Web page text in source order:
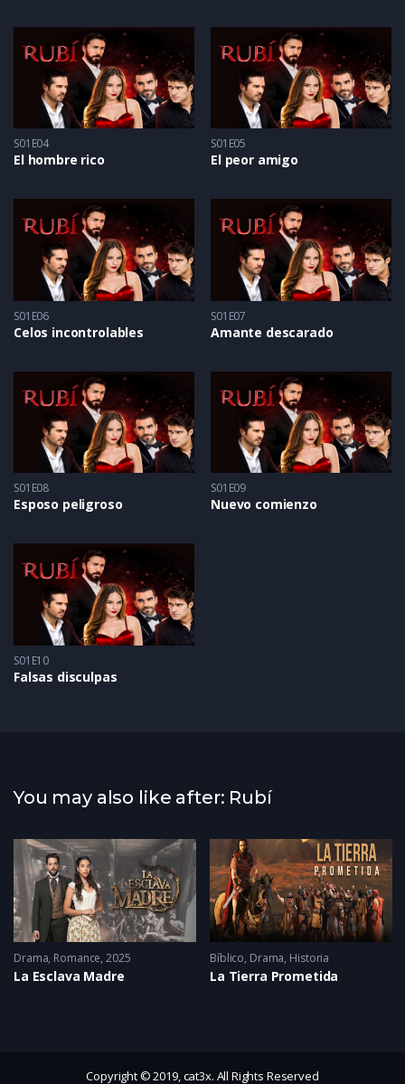
S01E04
El hombre rico
S01E05
El peor amigo
S01E06
Celos incontrolables
S01E07
Amante descarado
S01E08
Esposo peligroso
S01E09
Nuevo comienzo
S01E10
Falsas disculpas
You may also like after: Rubí
- 2022
Drama, Romance 2025
La Esclava Madre
Bíblico, Drama, Historia
La Tierra Prometida
Copyright © 2019, cat3x. All Rights Reserved